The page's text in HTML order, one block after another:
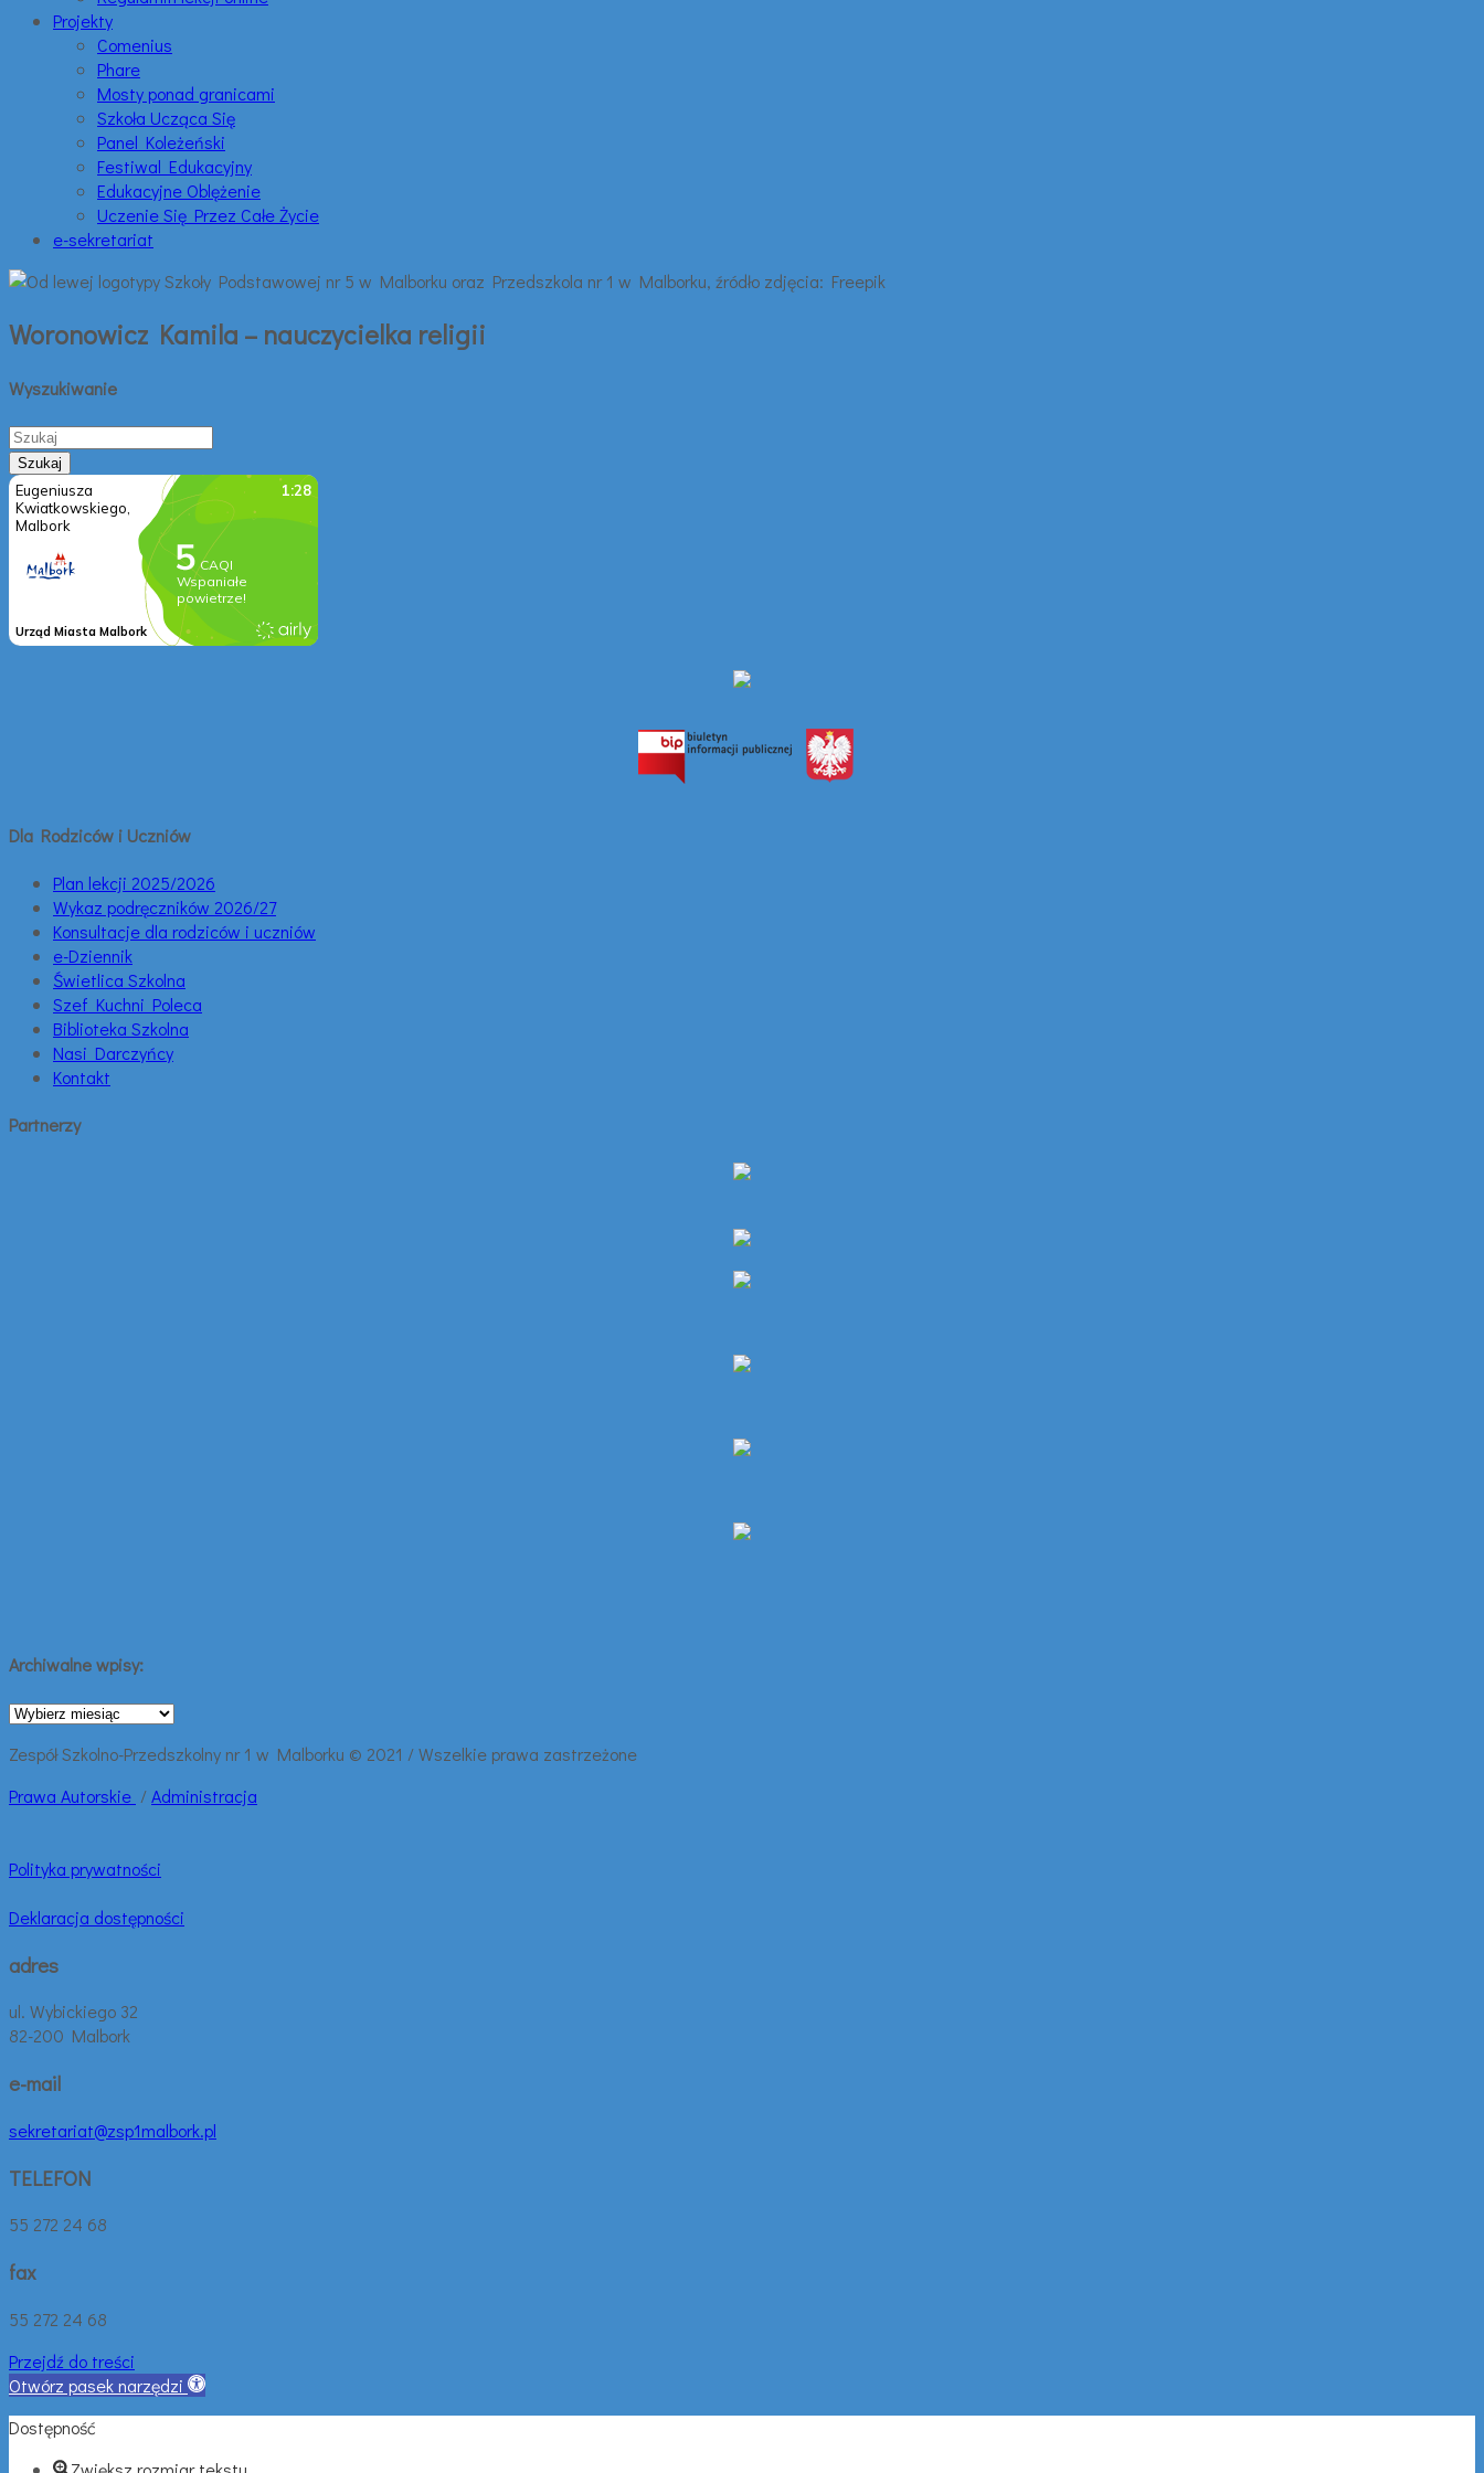
Projekty
Comenius
Phare
Mosty ponad granicami
Szkoła Ucząca Się
Panel Koleżeński
Festiwal Edukacyjny
Edukacyjne Oblężenie
Uczenie Się Przez Całe Życie
e-sekretariat
Woronowicz Kamila – nauczycielka religii
Wyszukiwanie
Dla Rodziców i Uczniów
Plan lekcji 2025/2026
Wykaz podręczników 2026/27
Konsultacje dla rodziców i uczniów
e-Dziennik
Świetlica Szkolna
Szef Kuchni Poleca
Biblioteka Szkolna
Nasi Darczyńcy
Kontakt
Partnerzy
Archiwalne wpisy:
Archiwalne
Zespół Szkolno-Przedszkolny nr 1 w Malborku © 2021 / Wszelkie prawa zastrzeżone
Prawa Autorskie /Administracja
Polityka prywatności
Deklaracja dostępności
adres
ul. Wybickiego 32
82-200 Malbork
e-mail
sekretariat@zsp1malbork.pl
TELEFON
55 272 24 68
fax
55 272 24 68
Przejdź do treści
Otwórz pasek narzędzi
Dostępność